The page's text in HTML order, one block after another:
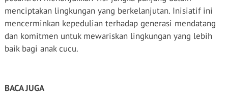
menciptakan lingkungan yang berkelanjutan. Inisiatif ini
mencerminkan kepedulian terhadap generasi mendatang
dan komitmen untuk mewariskan lingkungan yang lebih
baik bagi anak cucu.
BACA JUGA